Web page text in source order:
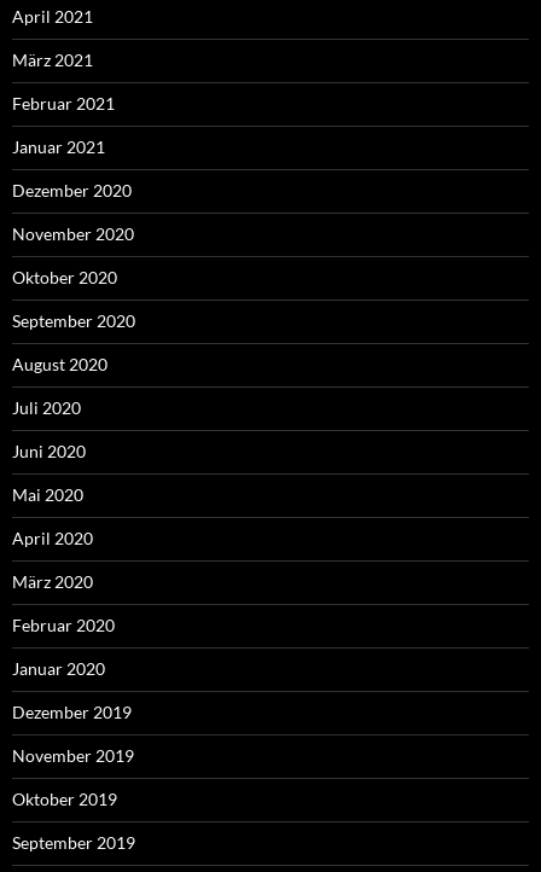
April 2021
März 2021
Februar 2021
Januar 2021
Dezember 2020
November 2020
Oktober 2020
September 2020
August 2020
Juli 2020
Juni 2020
Mai 2020
April 2020
März 2020
Februar 2020
Januar 2020
Dezember 2019
November 2019
Oktober 2019
September 2019